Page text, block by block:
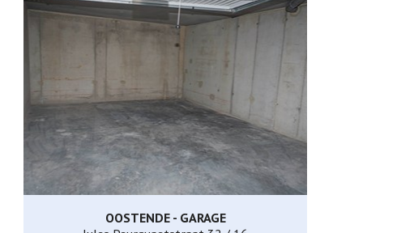
Ja
OOSTENDE - GARAGE